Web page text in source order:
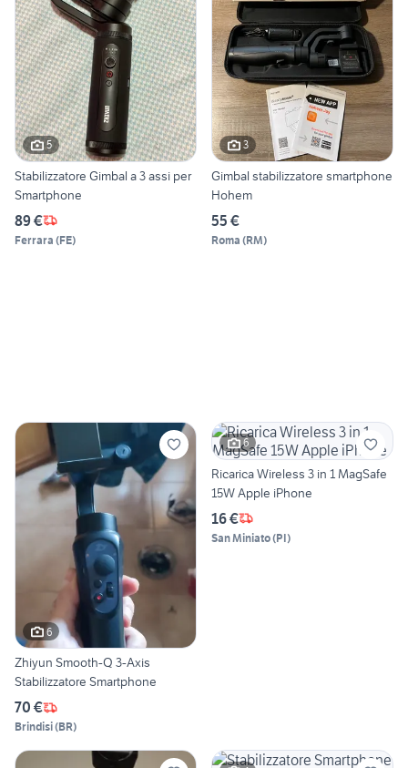
5
Stabilizzatore Gimbal a 3 assi per
Smartphone
89 €
Ferrara (FE)
3
Gimbal stabilizzatore smartphone
Hohem
55 €
Roma (RM)
6
Zhiyun Smooth-Q 3-Axis
Stabilizzatore Smartphone
70 €
Brindisi(BR)
6
Ricarica Wireless 3 in 1 MagSafe
15W Apple iPhone
16 €
San Miniato(PI)